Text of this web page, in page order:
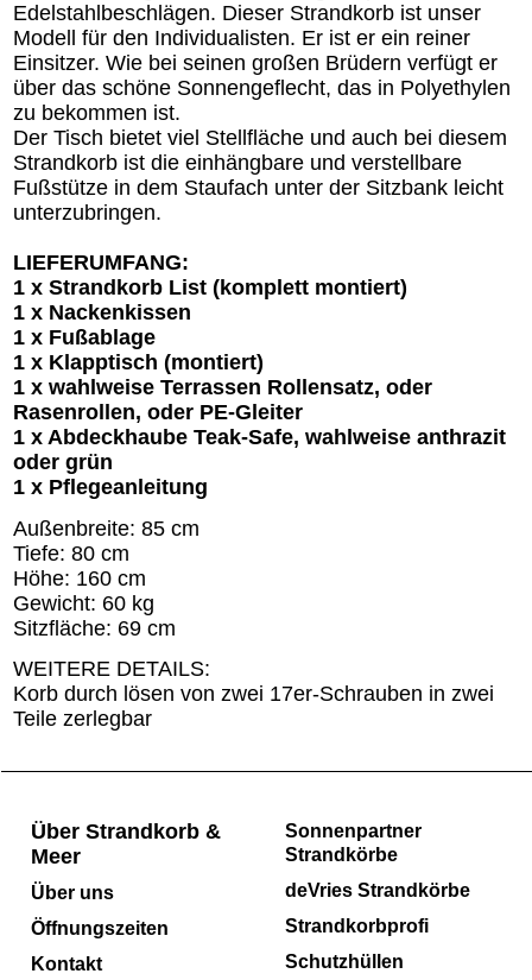
Edelstahlbeschlägen. Dieser Strandkorb ist unser
Modell für den Individualisten. Er ist er ein reiner
Einsitzer. Wie bei seinen großen Brüdern verfügt er
über das schöne Sonnengeflecht, das in Polyethylen
zu bekommen ist.
Der Tisch bietet viel Stellfläche und auch bei diesem
Strandkorb ist die einhängbare und verstellbare
Fußstütze in dem Staufach unter der Sitzbank leicht
unterzubringen.
LIEFERUMFANG:
1 x Strandkorb List (komplett montiert)
1 x Nackenkissen
1 x Fußablage
1 x Klapptisch (montiert)
1 x wahlweise Terrassen Rollensatz, oder
Rasenrollen, oder PE-Gleiter
1 x Abdeckhaube Teak-Safe, wahlweise anthrazit
oder grün
1 x Pflegeanleitung
Außenbreite: 85 cm
Tiefe: 80 cm
Höhe: 160 cm
Gewicht: 60 kg
Sitzfläche: 69 cm
WEITERE DETAILS:
Korb durch lösen von zwei 17er-Schrauben in zwei
Teile zerlegbar
Sonnenpartner
Strandkörbe
deVries Strandkörbe
Strandkorbprofi
Schutzhüllen
Über Strandkorb &
Meer
Über uns
Öffnungszeiten
Kontakt